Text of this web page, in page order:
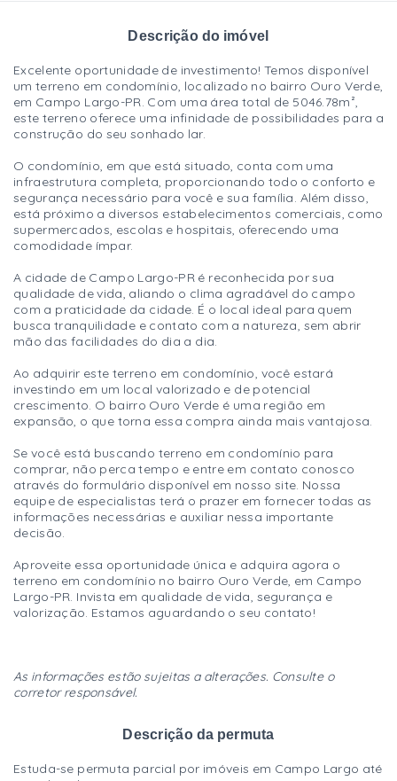
Descrição do imóvel
Excelente oportunidade de investimento! Temos disponível
um terreno em condomínio, localizado no bairro Ouro Verde,
em Campo Largo-PR. Com uma área total de 5046.78m²,
este terreno oferece uma infinidade de possibilidades para a
construção do seu sonhado lar.
O condomínio, em que está situado, conta com uma
infraestrutura completa, proporcionando todo o conforto e
segurança necessário para você e sua família. Além disso,
está próximo a diversos estabelecimentos comerciais, como
supermercados, escolas e hospitais, oferecendo uma
comodidade ímpar.
A cidade de Campo Largo-PR é reconhecida por sua
qualidade de vida, aliando o clima agradável do campo
com a praticidade da cidade. É o local ideal para quem
busca tranquilidade e contato com a natureza, sem abrir
mão das facilidades do dia a dia.
Ao adquirir este terreno em condomínio, você estará
investindo em um local valorizado e de potencial
crescimento. O bairro Ouro Verde é uma região em
expansão, o que torna essa compra ainda mais vantajosa.
Se você está buscando terreno em condomínio para
comprar, não perca tempo e entre em contato conosco
através do formulário disponível em nosso site. Nossa
equipe de especialistas terá o prazer em fornecer todas as
informações necessárias e auxiliar nessa importante
decisão.
Aproveite essa oportunidade única e adquira agora o
terreno em condomínio no bairro Ouro Verde, em Campo
Largo-PR. Invista em qualidade de vida, segurança e
valorização. Estamos aguardando o seu contato!
As informações estão sujeitas a alterações. Consulte o
corretor responsável.
Descrição da permuta
Estuda-se permuta parcial por imóveis em Campo Largo até